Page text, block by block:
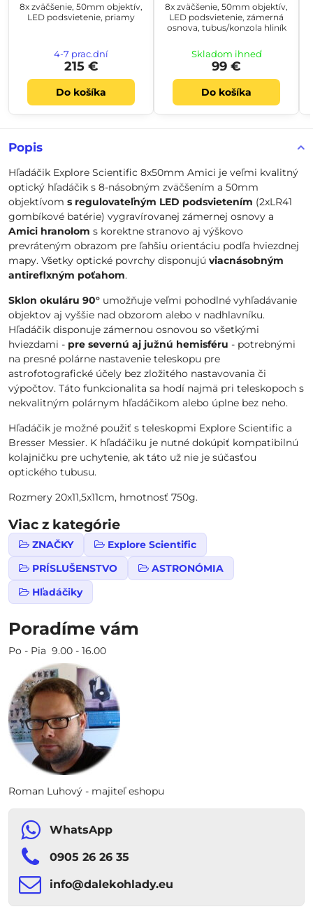
Popis
Hľadáčik Explore Scientific 8x50mm Amici je veľmi kvalitný
optický hľadáčik s 8-násobným zväčšením a 50mm
objektívom s regulovateľným LED podsvietením (2xLR41
gombíkové batérie) vygravírovanej zámernej osnovy a
Amici hranolom s korektne stranovo aj výškovo
prevráteným obrazom pre ľahšiu orientáciu podľa hviezdnej
mapy. Všetky optické povrchy disponujú viacnásobným
antireflxným poťahom.
Sklon okuláru 90° umožňuje veľmi pohodlné vyhľadávanie
objektov aj vyššie nad obzorom alebo v nadhlavníku.
Hľadáčik disponuje zámernou osnovou so všetkými
hviezdami - pre severnú aj južnú hemisféru - potrebnými
na presné polárne nastavenie teleskopu pre
astrofotografické účely bez zložitého nastavovania či
výpočtov. Táto funkcionalita sa hodí najmä pri teleskopoch s
nekvalitným polárnym hľadáčikom alebo úplne bez neho.
Hľadáčik je možné použiť s teleskopmi Explore Scientific a
Bresser Messier. K hľadáčiku je nutné dokúpiť kompatibilnú
kolajničku pre uchytenie, ak táto už nie je súčasťou
optického tubusu.
Rozmery 20x11,5x11cm, hmotnosť 750g.
Viac z kategórie
ZNAČKY
Explore Scientific
PRÍSLUŠENSTVO
ASTRONÓMIA
Hľadáčiky
Poradíme vám
Po - Pia 9.00 - 16.00
Roman Luhový - majiteľ eshopu
WhatsApp
0905 26 26 35
info​​@dalekohlady​​.eu
8x zväčšenie, 50mm objektív,
LED podsvietenie, priamy
4-7 prac.dní
215 €
Do košíka
8x zväčšenie, 50mm objektív,
LED podsvietenie, zámerná
osnova, tubus/konzola hliník
Skladom ihneď
99 €
Do košíka